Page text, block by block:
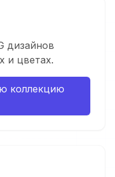
дизайнов
и цветах.
коллекцию